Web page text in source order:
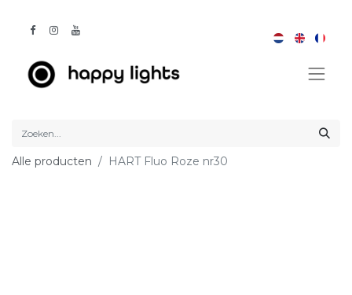
Alle producten HART Fluo Roze nr30